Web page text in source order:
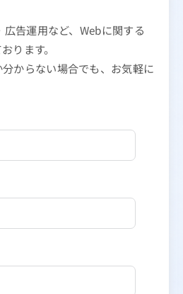
告運用など、Webに関する
ります。
からない場合でも、お気軽に